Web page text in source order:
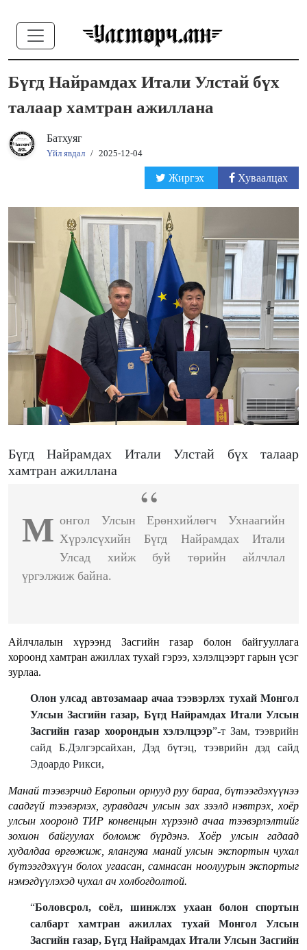
Бүгд Найрамдах Итали Улстай бүх
талаар хамтран ажиллана
Батхуяг
Үйл явдал / 2025-12-04
Жиргэх Хуваалцах
Бүгд Найрамдах Итали Улстай бүх талаар
хамтран ажиллана
М онгол Улсын Ерөнхийлөгч Ухнаагийн
Хүрэлсүхийн Бүгд Найрамдах Итали
Улсад хийж буй төрийн айлчлал
үргэлжиж байна.
Айлчлалын хүрээнд Засгийн газар болон байгууллага
хороонд хамтран ажиллах тухай гэрээ, хэлэлцээрт гарын үсэг
зурлаа.
Олон улсад автозамаар ачаа тээвэрлэх тухай Монгол
Улсын Засгийн газар, Бүгд Найрамдах Итали Улсын
Засгийн газар хоорондын хэлэлцээр”-т Зам, тээврийн
сайд Б.Дэлгэрсайхан, Дэд бүтэц, тээврийн дэд сайд
Эдоардо Рикси,
Манай тээвэрчид Европын орнууд руу бараа, бүтээгдэхүүнээ
саадгүй тээвэрлэх, гуравдагч улсын зах зээлд нэвтрэх, хоёр
улсын хооронд ТИР конвенцын хүрээнд ачаа тээвэрлэлтийг
зохион байгуулах боломж бүрдэнэ. Хоёр улсын гадаад
худалдаа өргөжиж, ялангуяа манай улсын экспортын чухал
бүтээгдэхүүн болох угаасан, самнасан ноолуурын экспортыг
нэмэгдүүлэхэд чухал ач холбогдолтой.
“Боловсрол, соёл, шинжлэх ухаан болон спортын
салбарт хамтран ажиллах тухай Монгол Улсын
Засгийн газар, Бүгд Найрамдах Итали Улсын Засгийн